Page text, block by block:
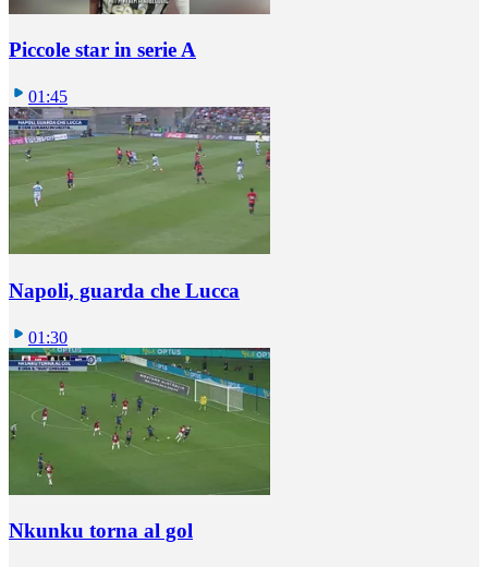
Piccole star in serie A
01:45
Napoli, guarda che Lucca
01:30
Nkunku torna al gol